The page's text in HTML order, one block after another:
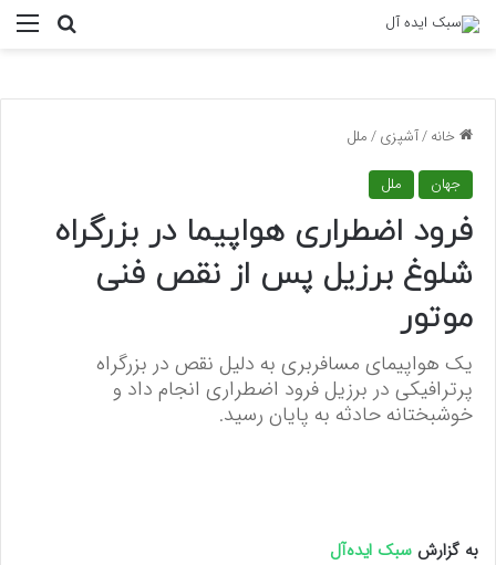
خانه/آشپزی/ملل
جهان ملل
فرود اضطراری هواپیما در بزرگراه
شلوغ برزیل پس از نقص فنی
موتور
یک هواپیمای مسافربری به دلیل نقص در بزرگراه
پرترافیکی در برزیل فرود اضطراری انجام داد و
خوشبختانه حادثه به پایان رسید.
به گزارش سبک ایده‌آل